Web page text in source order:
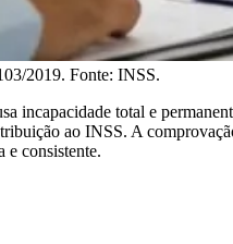
2019. Fonte: INSS.
incapacidade total e
ao INSS. A
consistente.